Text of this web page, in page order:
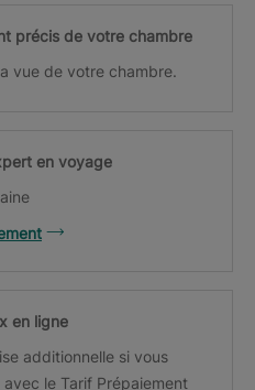
précis de votre chambre
vue de votre chambre.
en voyage
en ligne
additionnelle si vous
le Tarif Prépaiement